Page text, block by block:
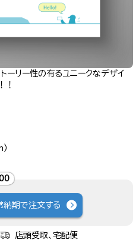
リー性の有るユニークなデザイ
！
納期で注文する
店頭受取、宅配便